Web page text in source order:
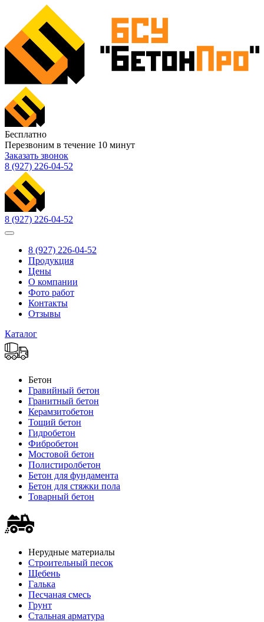
Бесплатно
Перезвоним в течение 10 минут
Заказать звонок
8 (927) 226-04-52
8 (927) 226-04-52
8 (927) 226-04-52
Продукция
Цены
О компании
Фото работ
Контакты
Отзывы
Каталог
Бетон
Гравийный бетон
Гранитный бетон
Керамзитобетон
Тощий бетон
Гидробетон
Фибробетон
Мостовой бетон
Полистиролбетон
Бетон для фундамента
Бетон для стяжки пола
Товарный бетон
Нерудные материалы
Строительный песок
Щебень
Галька
Песчаная смесь
Грунт
Стальная арматура